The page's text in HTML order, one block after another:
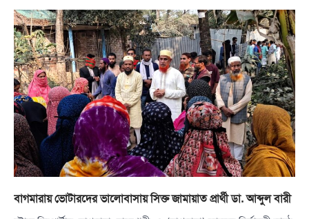
বাগমারায় ভোটারদের ভালোবাসায় সিক্ত জামায়াত প্রার্থী ডা. আব্দুল বারী